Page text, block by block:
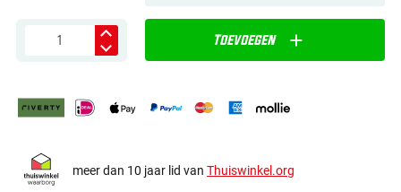
Toevoegen
meer dan 10 jaar lid van Thuiswinkel.org